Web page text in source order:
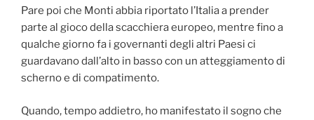
Pare poi che Monti abbia riportato l’Italia a prender
parte al gioco della scacchiera europeo, mentre fino a
qualche giorno fa i governanti degli altri Paesi ci
guardavano dall’alto in basso con un atteggiamento di
scherno e di compatimento.
Quando, tempo addietro, ho manifestato il sogno che